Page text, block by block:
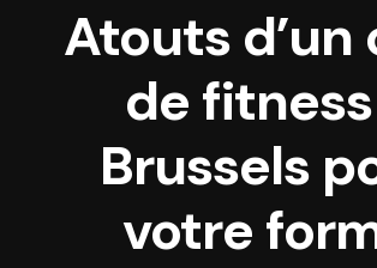
Atouts d’un
de
Brussels
votre